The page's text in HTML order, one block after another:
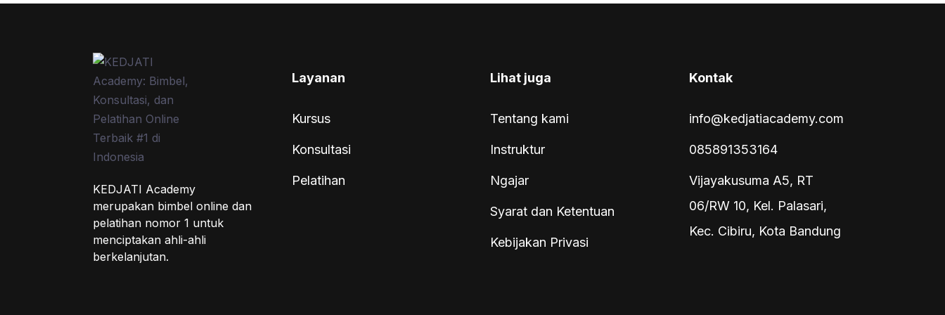
KEDJATI Academy
merupakan bimbel online dan
pelatihan nomor 1 untuk
menciptakan ahli-ahli
berkelanjutan.
Layanan
Kursus
Konsultasi
Pelatihan
Lihat juga
Tentang kami
Instruktur
Ngajar
Syarat dan Ketentuan
Kebijakan Privasi
Kontak
info@kedjatiacademy.com
085891353164
Vijayakusuma A5, RT
06/RW 10, Kel. Palasari,
Kec. Cibiru, Kota Bandung